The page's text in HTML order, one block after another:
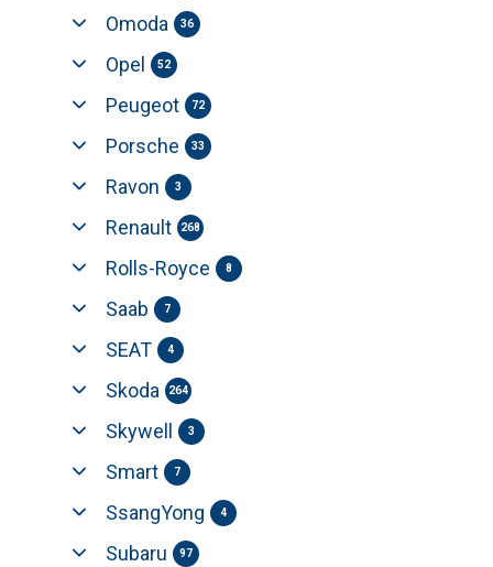
Omoda 36
Opel 52
Peugeot 72
Porsche 33
Ravon 3
Renault 268
Rolls-Royce 8
Saab 7
SEAT 4
Skoda 264
Skywell 3
Smart 7
SsangYong 4
Subaru 97